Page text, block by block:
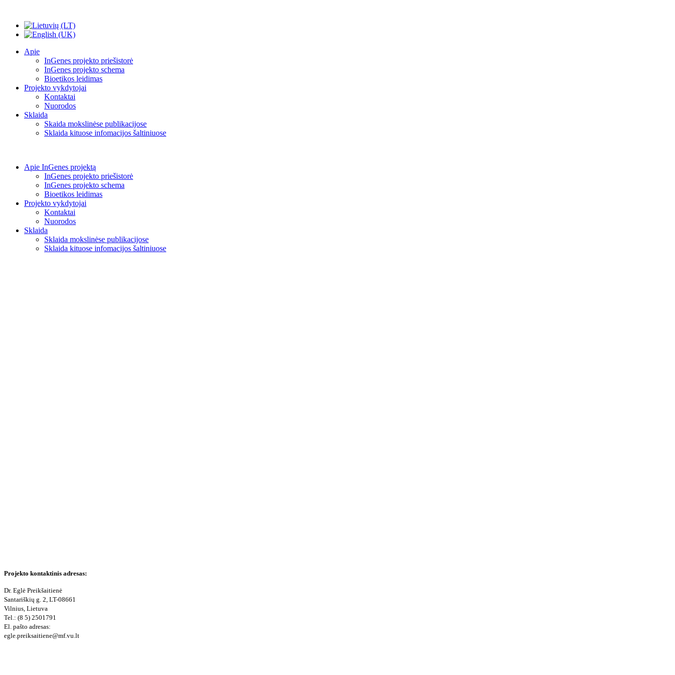
Apie
InGenes projekto priešistorė
InGenes projekto schema
Bioetikos leidimas
Projekto vykdytojai
Kontaktai
Nuorodos
Sklaida
Skaida mokslinėse publikacijose
Sklaida kituose infomacijos šaltiniuose
Apie InGenes projektą
InGenes projekto priešistorė
InGenes projekto schema
Bioetikos leidimas
Projekto vykdytojai
Kontaktai
Nuorodos
Sklaida
Sklaida mokslinėse publikacijose
Sklaida kituose infomacijos šaltiniuose
Projekto kontaktinis adresas:
Dr. Eglė Preikšaitienė
Santariškių g. 2, LT-08661
Vilnius, Lietuva
Tel.: (8 5) 2501791
El. pašto adresas:
egle.preiksaitiene@mf.vu.lt